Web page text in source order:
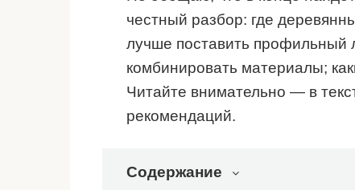
честный разбор: где
лучше поставить профильный
комбинировать материалы;
Читайте внимательно — в
рекомендаций.
Содержание